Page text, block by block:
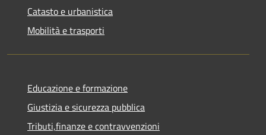
Catasto e urbanistica
Mobilità e trasporti
Educazione e formazione
Giustizia e sicurezza pubblica
Tributi,finanze e contravvenzioni